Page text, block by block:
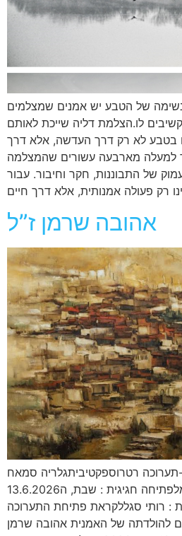
של הטבע יש אמנים שמצלמים
לו.הצלמת דליה שייכת לאותם
בטבע לא רק דרך העדשה, אלא דרך
למעלה מארבעה עשורים שהמצלמה
של התבוננות, חקר וחיבור. עבור
אהובה שרמן ז”ל
רטרוספקטיביתגלריה סמאח
עווד לאמנותדליית אל כרמלפתיחה חגיגית : שבת, ה13.6.2026
: רותי סגללקראת פתיחת התערוכה
לציון 100 שנים להולדתה של האמנית אהובה שרמן